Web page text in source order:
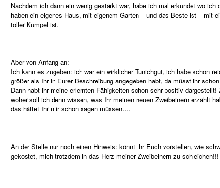
Nachdem ich dann ein wenig gestärkt war, habe ich mal erkundet wo
haben ein eigenes Haus, mit eigenem Garten – und das Beste ist – mit
toller Kumpel ist.
Aber von Anfang an:
Ich kann es zugeben: ich war ein wirklicher Tunichgut, ich habe schon
größer als Ihr in Eurer Beschreibung angegeben habt, da müsst ihr
Dann habt ihr meine erlernten Fähigkeiten schon sehr positiv
woher soll ich denn wissen, was Ihr meinen neuen Zweibeinern erzählt
das hättet Ihr mir schon sagen müssen….
An der Stelle nur noch einen Hinweis: könnt Ihr Euch vorstellen, wie
gekostet, mich trotzdem in das Herz meiner Zweibeinern zu schleichen!!!